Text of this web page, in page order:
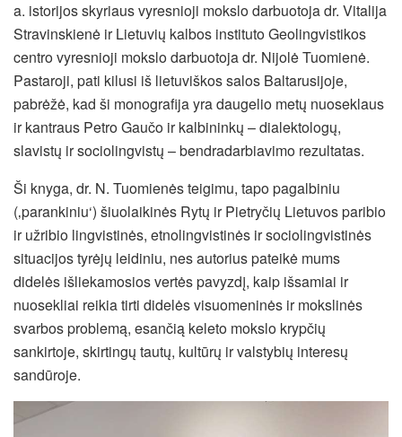
a. istorijos skyriaus vyresnioji mokslo darbuotoja dr. Vitalija
Stravinskienė ir Lietuvių kalbos instituto Geolingvistikos
centro vyresnioji mokslo darbuotoja dr. Nijolė Tuomienė.
Pastaroji, pati kilusi iš lietuviškos salos Baltarusijoje,
pabrėžė, kad ši monografija yra daugelio metų nuoseklaus
ir kantraus Petro Gaučo ir kalbininkų – dialektologų,
slavistų ir sociolingvistų – bendradarbiavimo rezultatas.
Ši knyga, dr. N. Tuomienės teigimu, tapo pagalbiniu
(‚parankiniu‘) šiuolaikinės Rytų ir Pietryčių Lietuvos paribio
ir užribio lingvistinės, etnolingvistinės ir sociolingvistinės
situacijos tyrėjų leidiniu, nes autorius pateikė mums
didelės išliekamosios vertės pavyzdį, kaip išsamiai ir
nuosekliai reikia tirti didelės visuomeninės ir mokslinės
svarbos problemą, esančią keleto mokslo krypčių
sankirtoje, skirtingų tautų, kultūrų ir valstybių interesų
sandūroje.